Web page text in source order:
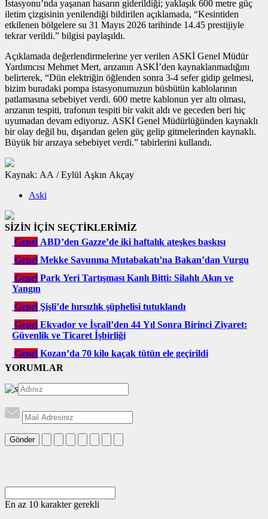
İstasyonu’nda yaşanan hasarın giderildiği; yaklaşık 600 metre güç
iletim çizgisinin yenilendiği bildirilen açıklamada, “Kesintiden
etkilenen bölgelere su 31 Mayıs 2026 tarihinde 14.45 prestijiyle
tekrar verildi.” bilgisi paylaşıldı.
Açıklamada değerlendirmelerine yer verilen ASKİ Genel Müdür
Yardımcısı Mehmet Mert, arızanın ASKİ’den kaynaklanmadığını
belirterek, “Dün elektriğin öğlenden sonra 3-4 sefer gidip gelmesi,
bizim buradaki pompa istasyonumuzun büsbütün kablolarının
patlamasına sebebiyet verdi. 600 metre kablonun yer altı olması,
arızanın tespiti, trafonun tespiti bir vakit aldı ve geceden beri hiç
uyumadan devam ediyoruz. ASKİ Genel Müdürlüğünden kaynaklı
bir olay değil bu, dışarıdan gelen güç gelip gitmelerinden kaynaklı.
Büyük bir arızaya sebebiyet verdi.” tabirlerini kullandı.
Kaynak: AA / Eylül Aşkın Akçay
Aski
SİZİN İÇİN SEÇTİKLERİMİZ
Genel ABD’den Gazze’de iki haftalık ateşkes baskısı
Genel Mekke Savunma Mutabakatı’na Bakan’dan Vurgu
Genel Park Yeri Tartışması Kanlı Bitti: Silahlı Akın ve
Yangın
Genel Şişli’de hırsızlık şüphelisi tutuklandı
Genel Ekvador ve İsrail’den 44 Yıl Sonra Birinci Ziyaret:
Güvenlik ve Ticaret İşbirliği
Genel Kozan’da 70 kilo kaçak tütün ele geçirildi
YORUMLAR
Gönder
En az 10 karakter gerekli